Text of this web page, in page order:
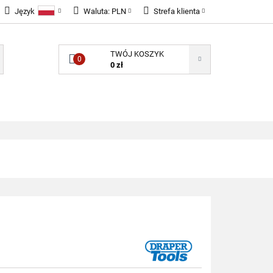
Język Waluta: PLN
EUR
GBP
Strefa klienta
Zarejestruj się
Dodaj zgłoszenie
0
TWÓJ KOSZYK
0 zł